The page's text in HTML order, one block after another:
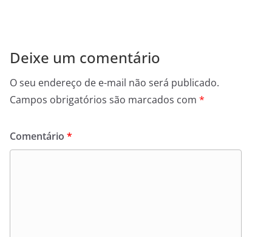
Deixe um comentário
O seu endereço de e-mail não será publicado.
Campos obrigatórios são marcados com *
Comentário *